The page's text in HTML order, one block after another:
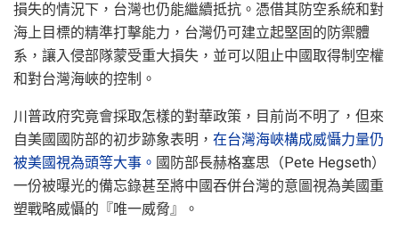
損失的情況下，台灣也仍能繼續抵抗。憑借其防空系統和對
海上目標的精準打擊能力，台灣仍可建立起堅固的防禦體
系，讓入侵部隊蒙受重大損失，並可以阻止中國取得制空權
和對台灣海峽的控制。
川普政府究竟會採取怎樣的對華政策，目前尚不明了，但來
自美國國防部的初步跡象表明， 在台灣海峽構成威懾力量仍
被美國視為頭等大事。 國防部長赫格塞思（Pete Hegseth）
一份被曝光的備忘錄甚至將中國吞併台灣的意圖視為美國重
塑戰略威懾的『唯一威脅』。